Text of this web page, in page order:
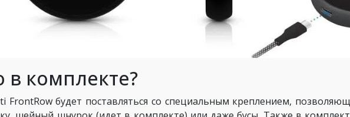
в комплекте?
FrontRow будет поставляться со специальным креплением,